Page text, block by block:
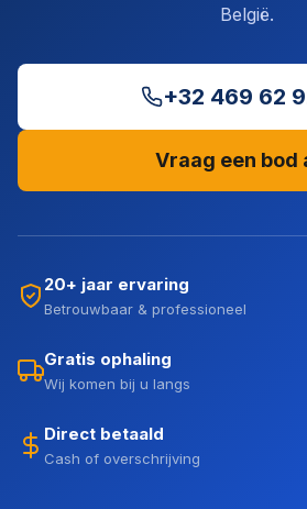
België.
+32 469 62
Vraag een bod
20+ jaar ervaring
Betrouwbaar & professioneel
Gratis ophaling
Wij komen bij u langs
Direct betaald
Cash of overschrijving